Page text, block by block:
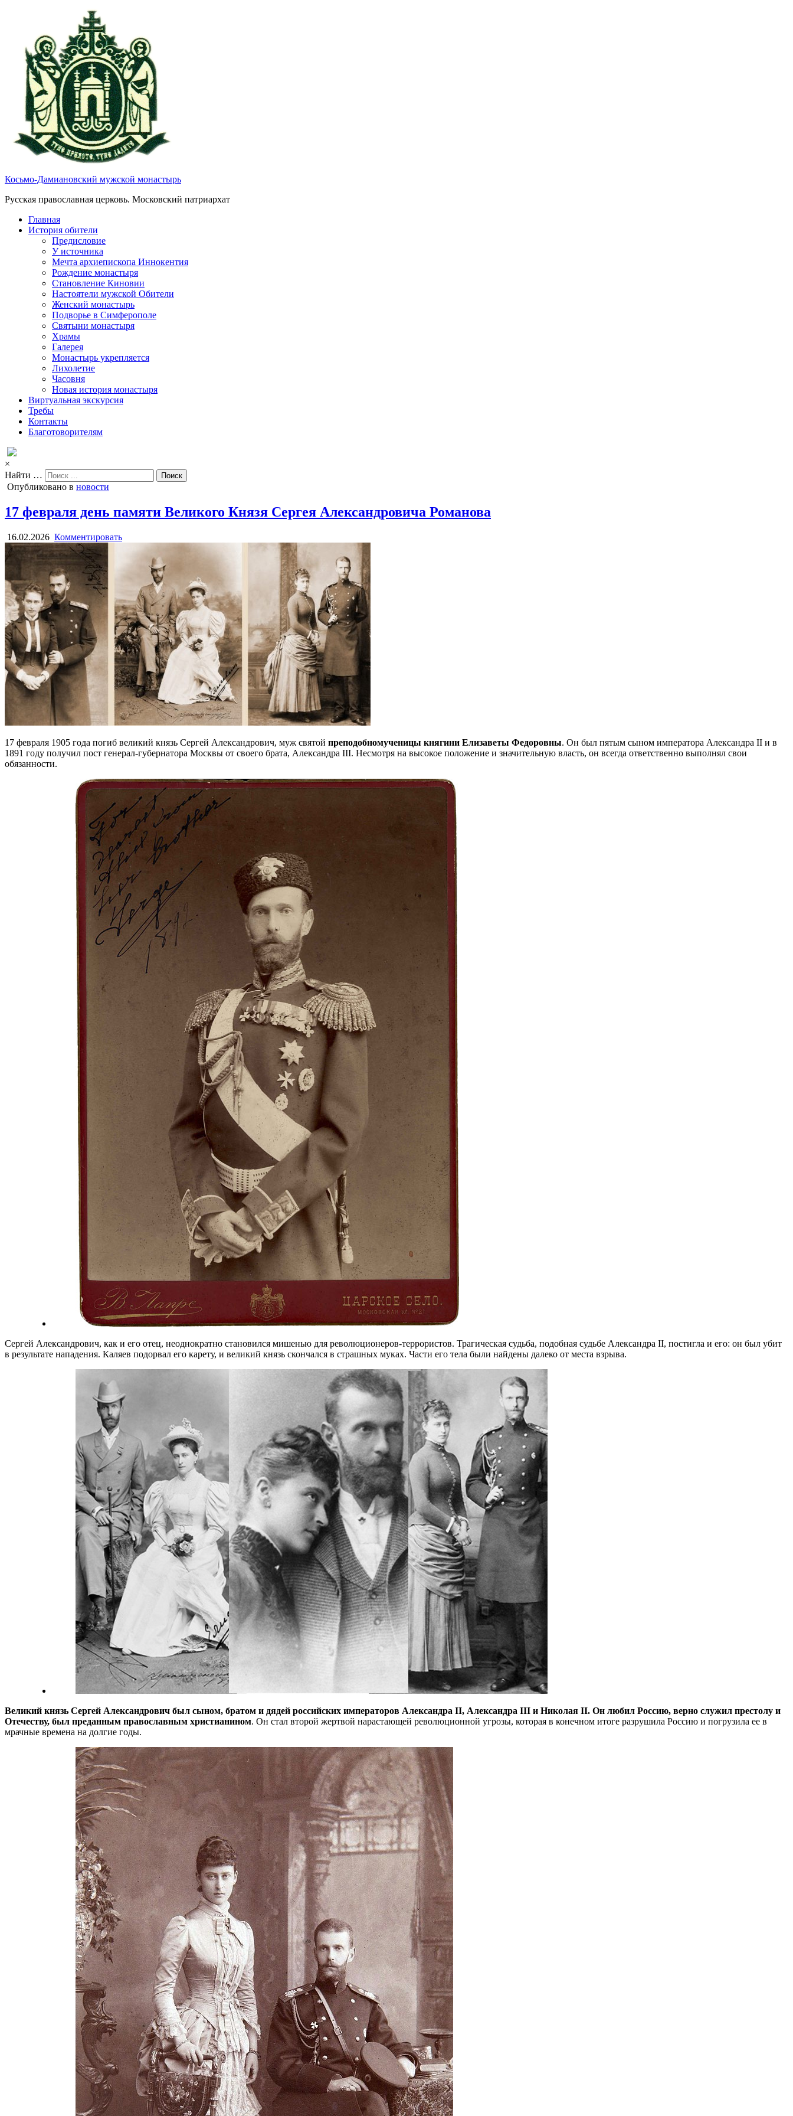
Косьмо-Дамиановский мужской монастырь
Русская православная церковь. Московский патриархат
Главная
История обители
Предисловие
У источника
Мечта архиепископа Иннокентия
Рождение монастыря
Становление Киновии
Настоятели мужской Обители
Женский монастырь
Подворье в Симферополе
Святыни монастыря
Храмы
Галерея
Монастырь укрепляется
Лихолетие
Часовня
Новая история монастыря
Виртуальная экскурсия
Требы
Контакты
Благотоворителям
×
Найти …
Опубликовано в новости
17 февраля день памяти Великого Князя Сергея Александровича Романова
16.02.2026 Комментировать
17 февраля 1905 года погиб великий князь Сергей Александрович, муж святой преподобномученицы княгини Елизаветы Федоровны. Он был пятым сыном императора Александра II и в
1891 году получил пост генерал-губернатора Москвы от своего брата, Александра III. Несмотря на высокое положение и значительную власть, он всегда ответственно выполнял свои
обязанности.
Сергей Александрович, как и его отец, неоднократно становился мишенью для революционеров-террористов. Трагическая судьба, подобная судьбе Александра II, постигла и его: он был убит
в результате нападения. Каляев подорвал его карету, и великий князь скончался в страшных муках. Части его тела были найдены далеко от места взрыва.
Великий князь Сергей Александрович был сыном, братом и дядей российских императоров Александра II, Александра III и Николая II. Он любил Россию, верно служил престолу и
Отечеству, был преданным православным христианином. Он стал второй жертвой нарастающей революционной угрозы, которая в конечном итоге разрушила Россию и погрузила ее в
мрачные времена на долгие годы.